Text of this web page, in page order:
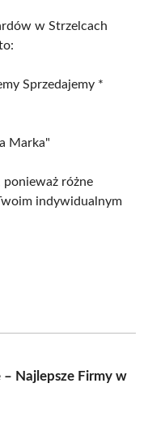
w Strzelcach
Sprzedajemy *
Marka"
różne
indywidualnym
Najlepsze Firmy w